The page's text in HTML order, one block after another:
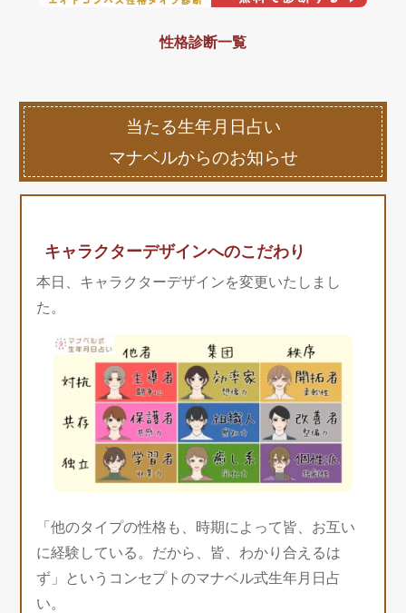
性格診断一覧
当たる生年月日占い
マナベルからのお知らせ
キャラクターデザインへのこだわり
本日、キャラクターデザインを変更いたしまし
た。
「他のタイプの性格も、時期によって皆、お互い
に経験している。だから、皆、わかり合えるは
ず」というコンセプトのマナベル式生年月日占
い。